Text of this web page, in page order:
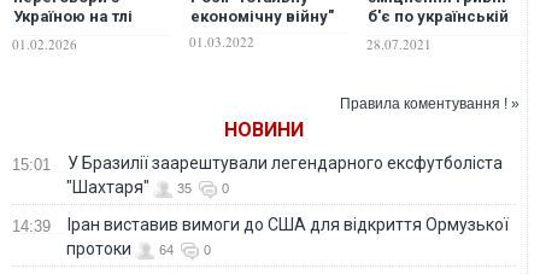
Україною на тлі
нафти — NYT
01.02.2026
економічну війну"
01.03.2022
б'є по українській
економіст
28.07.2021
Правила коментування ! »
НОВИНИ
15:01
У Бразилії заарештували легендарного ексфутболіста
"Шахтаря"
35 0
14:39
Іран виставив вимоги до США для відкриття Ормузької
протоки
64 0